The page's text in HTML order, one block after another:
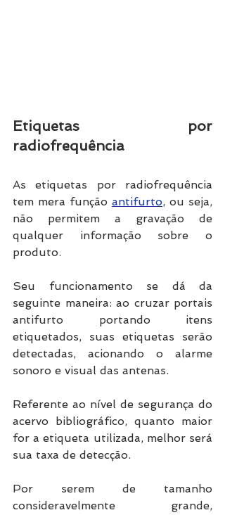
Etiquetas por
radiofrequência
As etiquetas por radiofrequência
tem mera função antifurto, ou seja,
não permitem a gravação de
qualquer informação sobre o
produto.
Seu funcionamento se dá da
seguinte maneira: ao cruzar portais
antifurto portando itens
etiquetados, suas etiquetas serão
detectadas, acionando o alarme
sonoro e visual das antenas.
Referente ao nível de segurança do
acervo bibliográfico, quanto maior
for a etiqueta utilizada, melhor será
sua taxa de detecção.
Por serem de tamanho
consideravelmente grande,